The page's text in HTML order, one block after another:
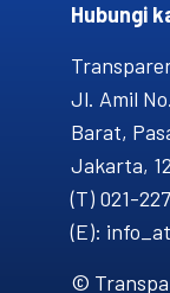
Hubungi
Jl. Amil
Barat,
Jakarta,
(T) 021-
(E):
©